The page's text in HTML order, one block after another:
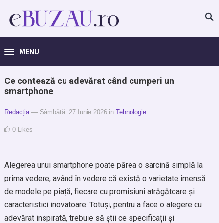
MENU
Ce contează cu adevărat când cumperi un
smartphone
Redacția — Sâmbătă, 27 Iunie 2026 in Tehnologie
0 Likes
Alegerea unui smartphone poate părea o sarcină simplă la
prima vedere, având în vedere că există o varietate imensă
de modele pe piață, fiecare cu promisiuni atrăgătoare și
caracteristici inovatoare. Totuși, pentru a face o alegere cu
adevărat inspirată, trebuie să știi ce specificații și